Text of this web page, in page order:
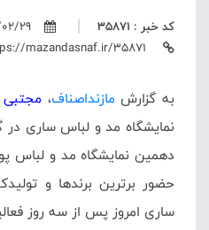
کد خبر : 35871 29
به گزارش مازنداصناف، مجتبی
نمایشگاه مد و لباس ساری در
دهمین نمایشگاه مد و لباس
حضور برترین برندها و
ساری امروز پس از سه روز